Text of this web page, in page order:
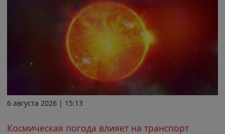
6 августа 2026 | 15:13
Космическая погода влияет на транспорт